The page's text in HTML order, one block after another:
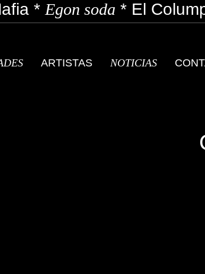
*Egon soda*El
ARTISTAS NOTICIAS